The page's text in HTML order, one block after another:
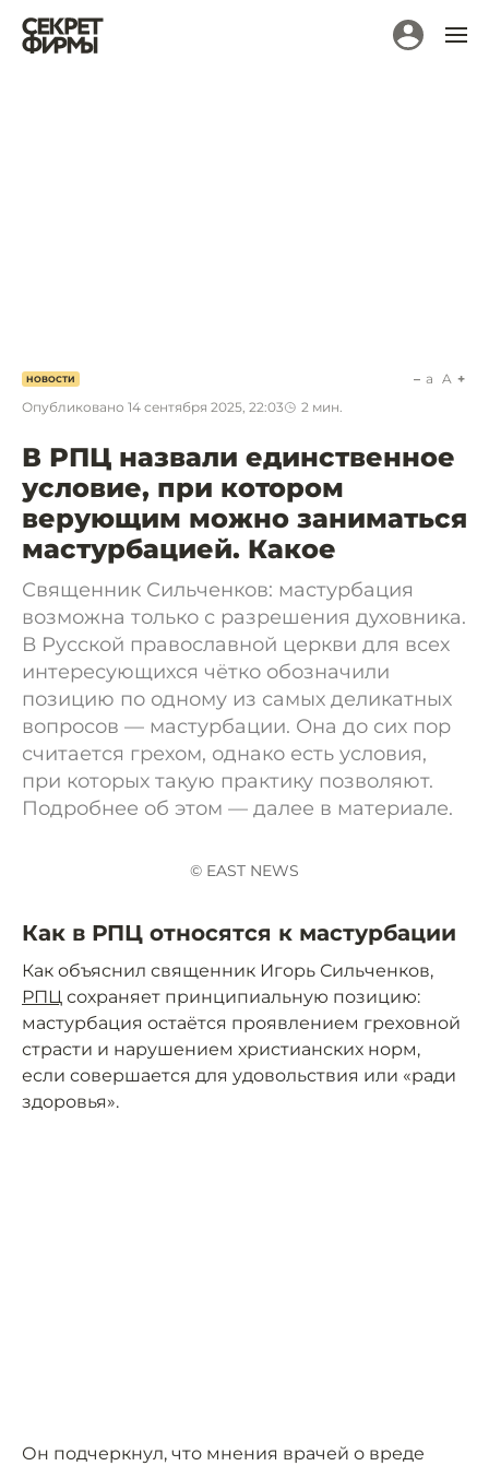
НОВОСТИ
Опубликовано 14 сентября 2025, 22:03 2 мин.
a A
В РПЦ назвали единственное
условие, при котором
верующим можно заниматься
мастурбацией. Какое
Священник Сильченков: мастурбация
возможна только с разрешения духовника.
В Русской православной церкви для всех
интересующихся чётко обозначили
позицию по одному из самых деликатных
вопросов — мастурбации. Она до сих пор
считается грехом, однако есть условия,
при которых такую практику позволяют.
Подробнее об этом — далее в материале.
© EAST NEWS
Как в РПЦ относятся к мастурбации
Как объяснил священник Игорь Сильченков,
РПЦ сохраняет принципиальную позицию:
мастурбация остаётся проявлением греховной
страсти и нарушением христианских норм,
если совершается для удовольствия или «ради
здоровья».
Он подчеркнул, что мнения врачей о вреде